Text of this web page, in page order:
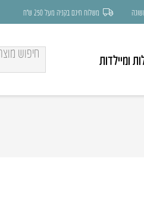
משלוח חינם בקניה מעל 250 ש״ח
ומיילדות